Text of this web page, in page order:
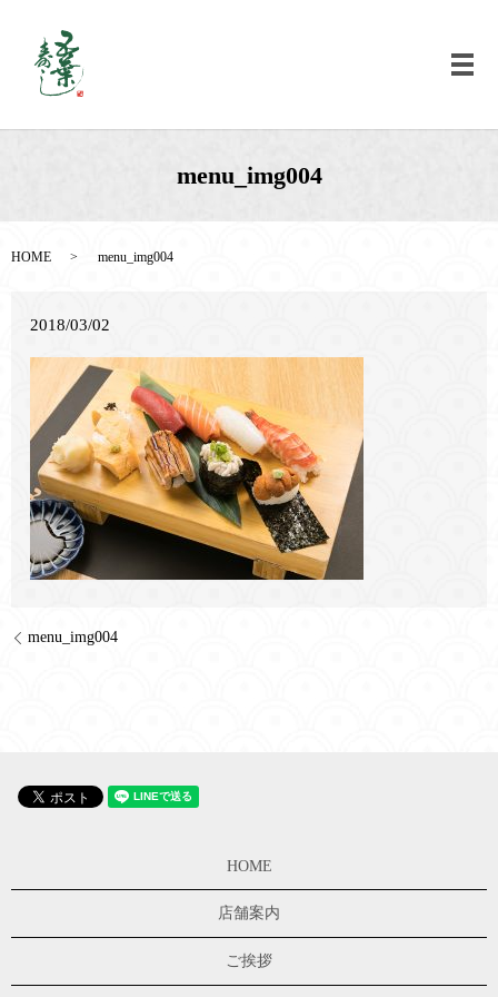
メ
menu_img004
HOME menu_img004
2018/03/02
menu_img004
HOME
店舗案内
ご挨拶